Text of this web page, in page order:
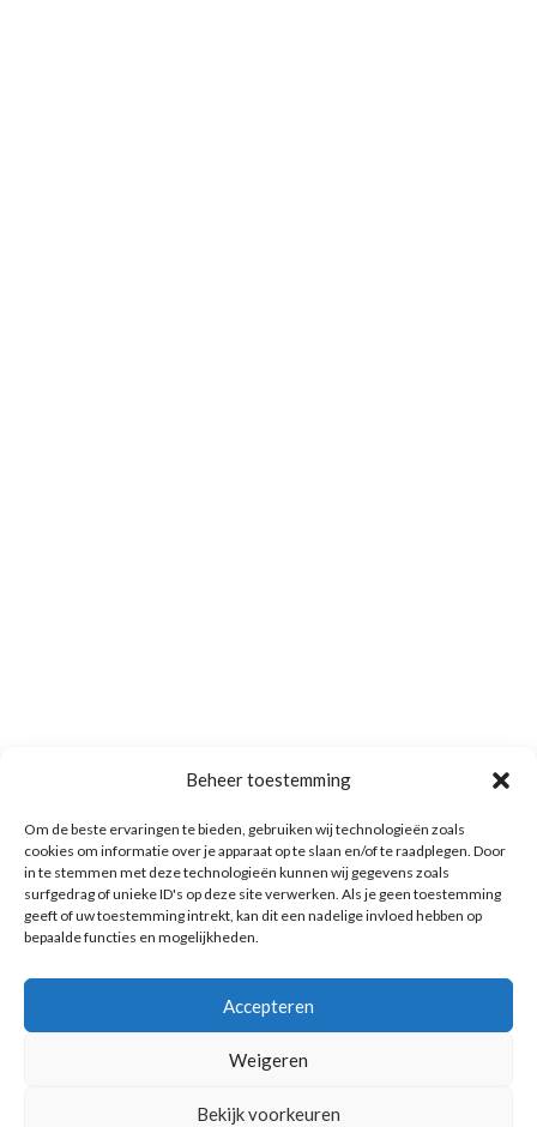
Beheer toestemming
Om de beste ervaringen te bieden, gebruiken wij technologieën zoals
cookies om informatie over je apparaat op te slaan en/of te raadplegen. Door
in te stemmen met deze technologieën kunnen wij gegevens zoals
surfgedrag of unieke ID's op deze site verwerken. Als je geen toestemming
geeft of uw toestemming intrekt, kan dit een nadelige invloed hebben op
bepaalde functies en mogelijkheden.
Accepteren
Weigeren
Bekijk voorkeuren